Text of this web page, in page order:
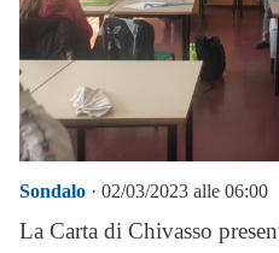
Sondalo · 02/03/2023 alle 06:00
La Carta di Chivasso